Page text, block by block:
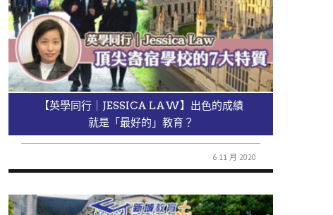
【英學同行｜JESSICA LAW】出色的成績
就是「最好的」教育？
6 11 月 2020